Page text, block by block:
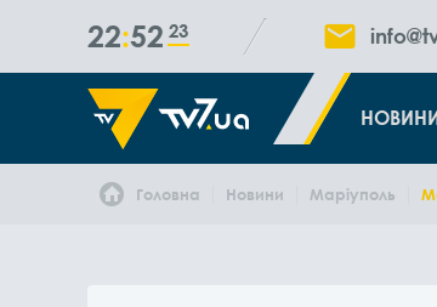
22 52 24
Головна Новини Маріуполь